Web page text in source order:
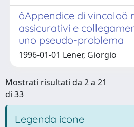
ôAppendice di vincoloö
assicurativi e
uno pseudo-problema
1996-01-01 Lener, Giorgio
Mostrati risultati da 2 a 21
di 33
Legenda icone